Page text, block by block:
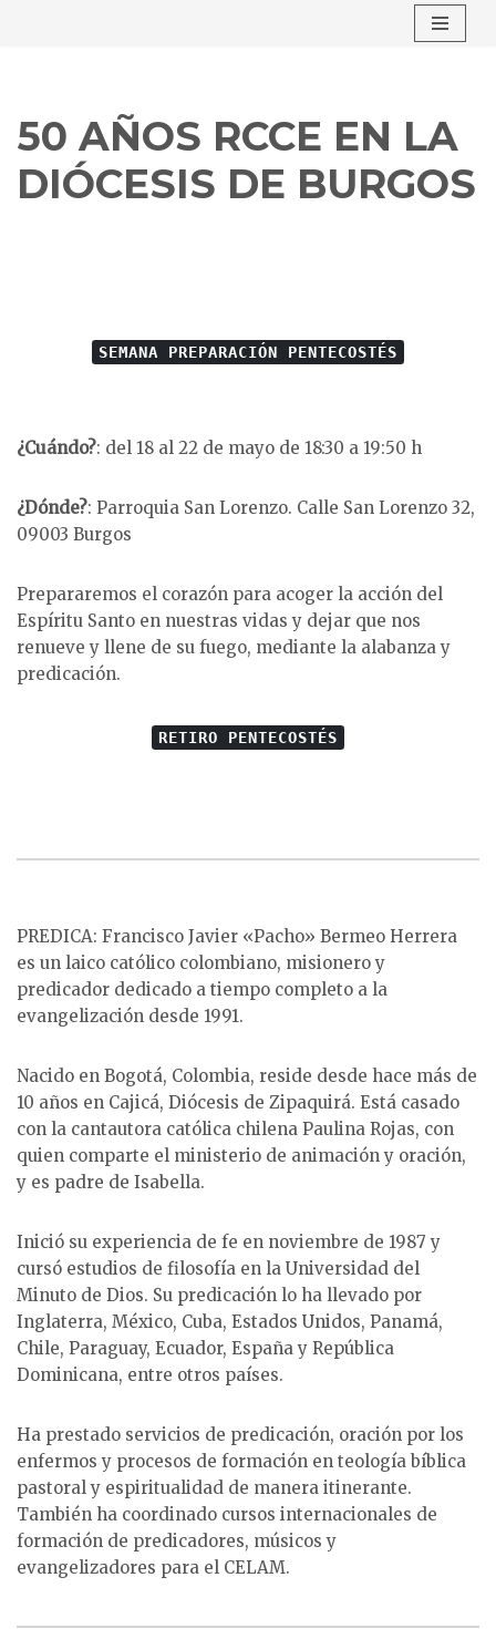
50 AÑOS RCCE EN LA
DIÓCESIS DE BURGOS
SEMANA PREPARACIÓN PENTECOSTÉS
¿Cuándo?: del 18 al 22 de mayo de 18:30 a 19:50 h
¿Dónde?: Parroquia San Lorenzo. Calle San Lorenzo 32,
09003 Burgos
Prepararemos el corazón para acoger la acción del
Espíritu Santo en nuestras vidas y dejar que nos
renueve y llene de su fuego, mediante la alabanza y
predicación.
RETIRO PENTECOSTÉS
PREDICA: Francisco Javier «Pacho» Bermeo Herrera
es un laico católico colombiano, misionero y
predicador dedicado a tiempo completo a la
evangelización desde 1991.
Nacido en Bogotá, Colombia, reside desde hace más de
10 años en Cajicá, Diócesis de Zipaquirá. Está casado
con la cantautora católica chilena Paulina Rojas, con
quien comparte el ministerio de animación y oración,
y es padre de Isabella.
Inició su experiencia de fe en noviembre de 1987 y
cursó estudios de filosofía en la Universidad del
Minuto de Dios. Su predicación lo ha llevado por
Inglaterra, México, Cuba, Estados Unidos, Panamá,
Chile, Paraguay, Ecuador, España y República
Dominicana, entre otros países.
Ha prestado servicios de predicación, oración por los
enfermos y procesos de formación en teología bíblica
pastoral y espiritualidad de manera itinerante.
También ha coordinado cursos internacionales de
formación de predicadores, músicos y
evangelizadores para el CELAM.